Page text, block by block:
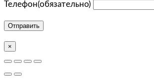
Телефон(обязательно)
Отправить
×